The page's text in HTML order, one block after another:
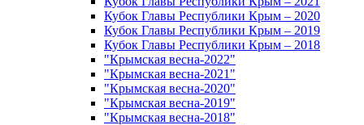
Кубок Главы Республики Крым – 2020
Кубок Главы Республики Крым – 2019
Кубок Главы Республики Крым – 2018
"Крымская весна-2022"
"Крымская весна-2021"
"Крымская весна-2020"
"Крымская весна-2019"
"Крымская весна-2018"